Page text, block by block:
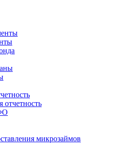
отчетность
микрозаймов